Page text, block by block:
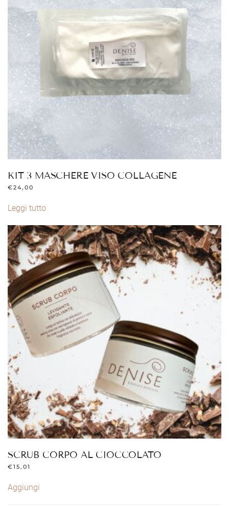
KIT 3 MASCHERE VISO COLLAGENE
€24,00
Leggi tutto
SCRUB CORPO AL CIOCCOLATO
€15,01
Aggiungi